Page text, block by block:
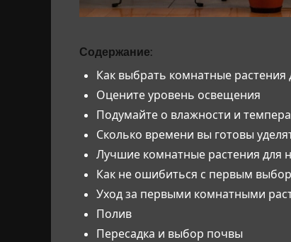
Содержание:
Как выбрать комнатные растения
Оцените уровень освещения
Подумайте о влажности и
Сколько времени вы готовы
Лучшие комнатные растения для
Как не ошибиться с первым
Уход за первыми комнатными
Полив
Пересадка и выбор почвы